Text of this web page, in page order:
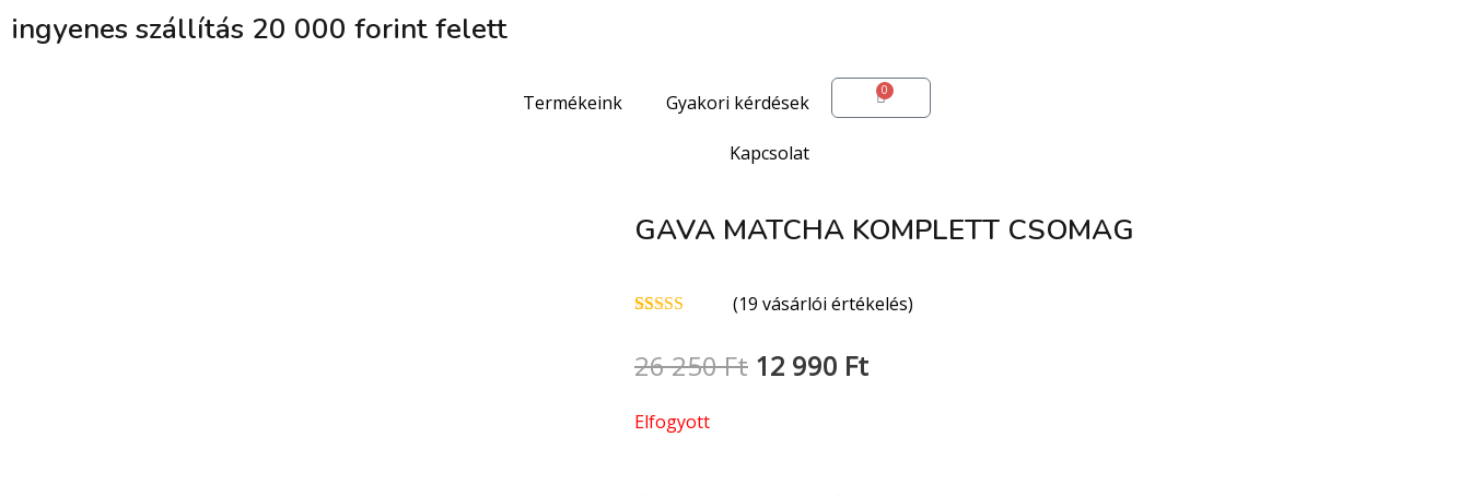
Skip
toingyenes szállítás 20 000 forint felett
Termékeink Gyakori kérdések
Kapcsolat
0
Kosár
GAVA MATCHA KOMPLETT CSOMAG
ből,értékelés
alapján
(19 vásárlói értékelés)
26 250Ft Original
12 990 FtCurrent
Elfogyott